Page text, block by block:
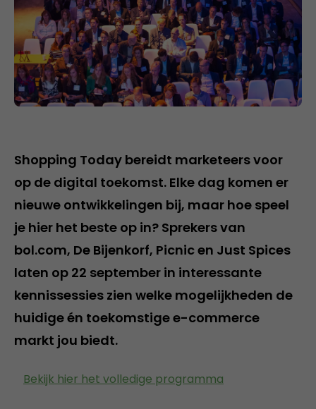
Shopping Today bereidt marketeers voor
op de digital toekomst. Elke dag komen er
nieuwe ontwikkelingen bij, maar hoe speel
je hier het beste op in? Sprekers van
bol.com, De Bijenkorf, Picnic en Just Spices
laten op 22 september in interessante
kennissessies zien welke mogelijkheden de
huidige én toekomstige e-commerce
markt jou biedt.
Bekijk hier het volledige programma